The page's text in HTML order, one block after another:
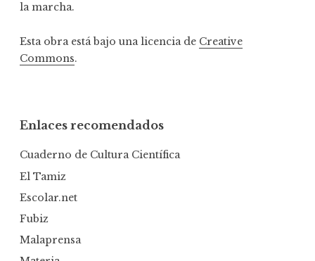
la marcha.
Esta obra está bajo una licencia de Creative
Commons.
Enlaces recomendados
Cuaderno de Cultura Científica
El Tamiz
Escolar.net
Fubiz
Malaprensa